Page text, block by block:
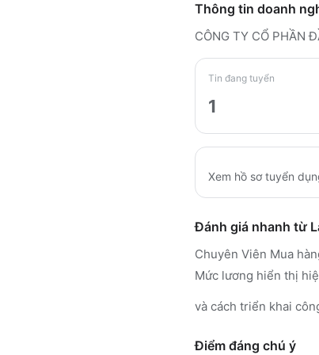
Thông tin doanh
CÔNG TY CỔ PHẦN
Tin đang tuyển
1
Xem hồ sơ tuyển
Đánh giá nhanh từ
Chuyên Viên Mua
Mức lương hiển thị
và cách triển khai
Điểm đáng chú ý